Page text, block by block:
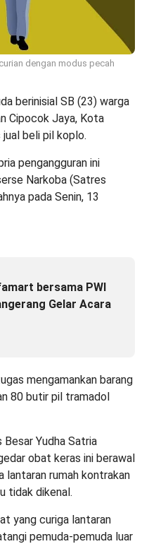
dengan modus pecah
berinisial SB (23) warga
Cipocok Jaya, Kota
beli pil koplo.
pengangguran ini
Narkoba (Satres
pada Senin, 13
bersama PWI
Gelar Acara
mengamankan barang
80 butir pil tramadol
Besar Yudha Satria
obat keras ini berawal
lantaran rumah kontrakan
tidak dikenal.
yang curiga lantaran
pemuda-pemuda luar